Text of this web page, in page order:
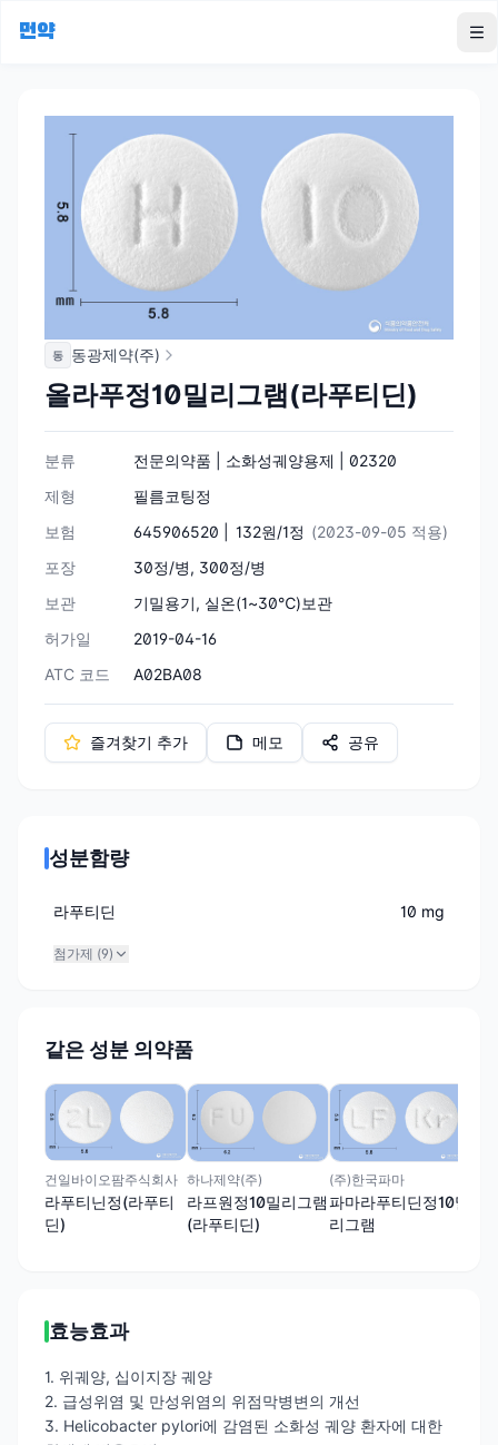
먼약
동 동광제약(주)
올라푸정10밀리그램(라푸티딘)
분류
전문의약품 | 소화성궤양용제 | 02320
제형
필름코팅정
보험
645906520 | 132원/1정 (2023-09-05 적용)
포장
30정/병, 300정/병
보관
기밀용기, 실온(1~30℃)보관
허가일
2019-04-16
ATC 코드
A02BA08
즐겨찾기 추가 메모 공유
성분함량
라푸티딘 10 mg
첨가제 (9)
같은 성분 의약품
건일바이오팜주식회사
라푸티닌정(라푸티
딘)
하나제약(주)
라프원정10밀리그램
(라푸티딘)
(주)한국파마
파마라푸티딘정10밀
리그램
효능효과
1. 위궤양, 십이지장 궤양
2. 급성위염 및 만성위염의 위점막병변의 개선
3. Helicobacter pylori에 감염된 소화성 궤양 환자에 대한